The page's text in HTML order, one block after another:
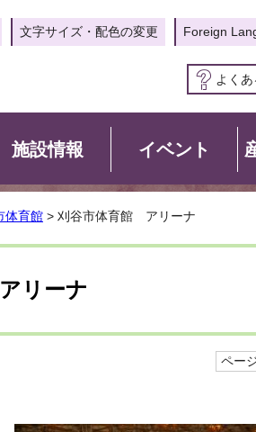
文字サイズ・配色の変更 Foreign
よく
施設情報 イベント
体育館 > 刈谷市体育館 アリーナ
リーナ
ペー